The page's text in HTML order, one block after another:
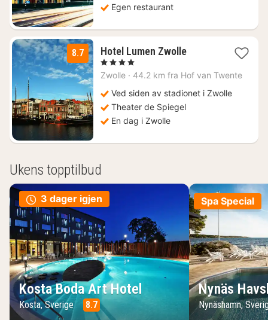
Egen restaurant
8.7 Hotel Lumen Zwolle1
fra
kr.
, 4 Stjerner
Zwolle · 44.2 km fra Hof van Twente
Ved siden av stadionet i Zwolle
Theater de Spiegel
En dag i Zwolle
Ukens topptilbud
3 dager igjen
Kosta Boda Art Hotel
Kosta, Sverige 8.7
Spa Special
Nynäs
Nynäshamn,